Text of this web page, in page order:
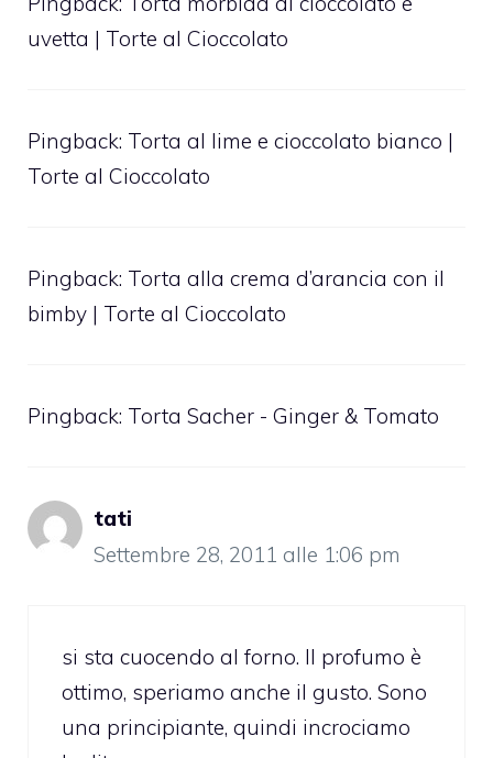
uvetta | Torte al Cioccolato
Pingback: Torta al lime e cioccolato bianco |
Torte al Cioccolato
Pingback: Torta alla crema d’arancia con il
bimby | Torte al Cioccolato
Pingback: Torta Sacher - Ginger & Tomato
tati
Settembre 28, 2011 alle 1:06 pm
si sta cuocendo al forno. Il profumo è
ottimo, speriamo anche il gusto. Sono
una principiante, quindi incrociamo